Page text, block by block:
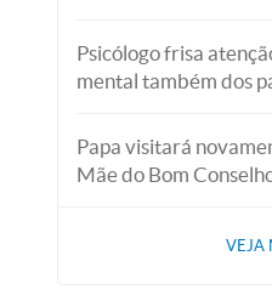
Psicólogo frisa
mental também dos
Papa visitará
Mãe do Bom
VEJA